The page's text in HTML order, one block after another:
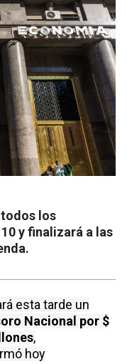
los
y finalizará a las
esta tarde un
Nacional por $
,
hoy